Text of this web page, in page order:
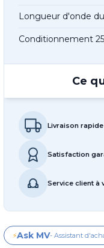
Longueur d'onde
Conditionnement
Ce
Livraison
Satisfaction
Service client à
⚡Ask MV- Assistant